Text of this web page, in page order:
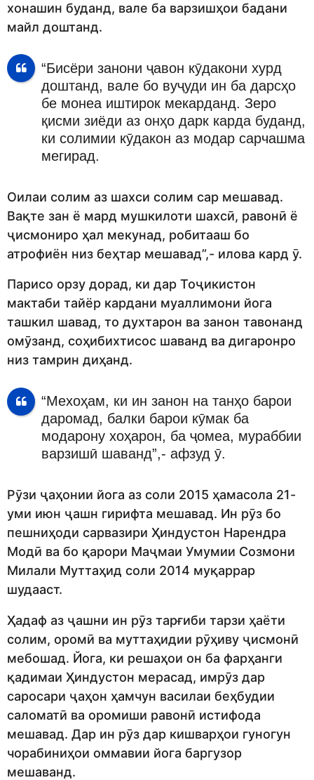
хонашин буданд, вале ба варзишҳои бадани
майл доштанд.
“Бисёри занони ҷавон кӯдакони хурд
доштанд, вале бо вуҷуди ин ба дарсҳо
бе монеа иштирок мекарданд. Зеро
қисми зиёди аз онҳо дарк карда буданд,
ки солимии кӯдакон аз модар сарчашма
мегирад.
Оилаи солим аз шахси солим сар мешавад.
Вақте зан ё мард мушкилоти шахсӣ, равонӣ ё
ҷисмониро ҳал мекунад, робитааш бо
атрофиён низ беҳтар мешавад”,- илова кард ӯ.
Парисо орзу дорад, ки дар Тоҷикистон
мактаби тайёр кардани муаллимони йога
ташкил шавад, то духтарон ва занон тавонанд
омӯзанд, соҳибихтисос шаванд ва дигаронро
низ тамрин диҳанд.
“Мехоҳам, ки ин занон на танҳо барои
даромад, балки барои кӯмак ба
модарону хоҳарон, ба ҷомеа, мураббии
варзишӣ шаванд”,- афзуд ӯ.
Рӯзи ҷаҳонии йога аз соли 2015 ҳамасола 21-
уми июн ҷашн гирифта мешавад. Ин рӯз бо
пешниҳоди сарвазири Ҳиндустон Нарендра
Модӣ ва бо қарори Маҷмаи Умумии Созмони
Милали Муттаҳид соли 2014 муқаррар
шудааст.
Ҳадаф аз ҷашни ин рӯз тарғиби тарзи ҳаёти
солим, оромӣ ва муттаҳидии рӯҳиву ҷисмонӣ
мебошад. Йога, ки решаҳои он ба фарҳанги
қадимаи Ҳиндустон мерасад, имрӯз дар
саросари ҷаҳон ҳамчун василаи беҳбудии
саломатӣ ва оромиши равонӣ истифода
мешавад. Дар ин рӯз дар кишварҳои гуногун
чорабиниҳои оммавии йога баргузор
мешаванд.